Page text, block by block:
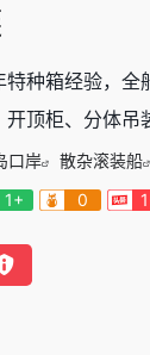
种箱经验，全
顶柜、分体吊
口岸 散杂滚装船
1+ 0